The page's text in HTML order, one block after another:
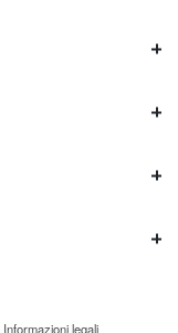
Informazioni legali